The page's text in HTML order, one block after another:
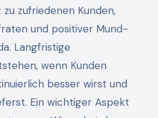
zufriedenen Kunden,
und positiver Mund-
Langfristige
wenn Kunden
besser wirst und
Ein wichtiger Aspekt